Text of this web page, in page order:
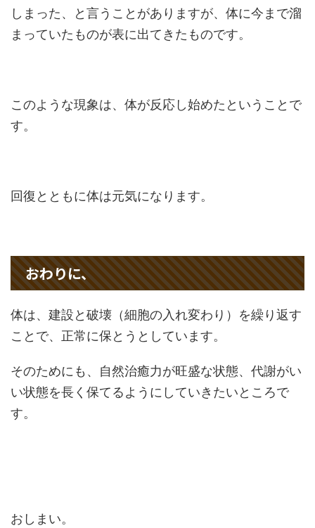
しまった、と言うことがありますが、体に今まで溜
まっていたものが表に出てきたものです。
このような現象は、体が反応し始めたということで
す。
回復とともに体は元気になります。
おわりに、
体は、建設と破壊（細胞の入れ変わり）を繰り返す
ことで、正常に保とうとしています。
そのためにも、自然治癒力が旺盛な状態、代謝がい
い状態を長く保てるようにしていきたいところで
す。
おしまい。